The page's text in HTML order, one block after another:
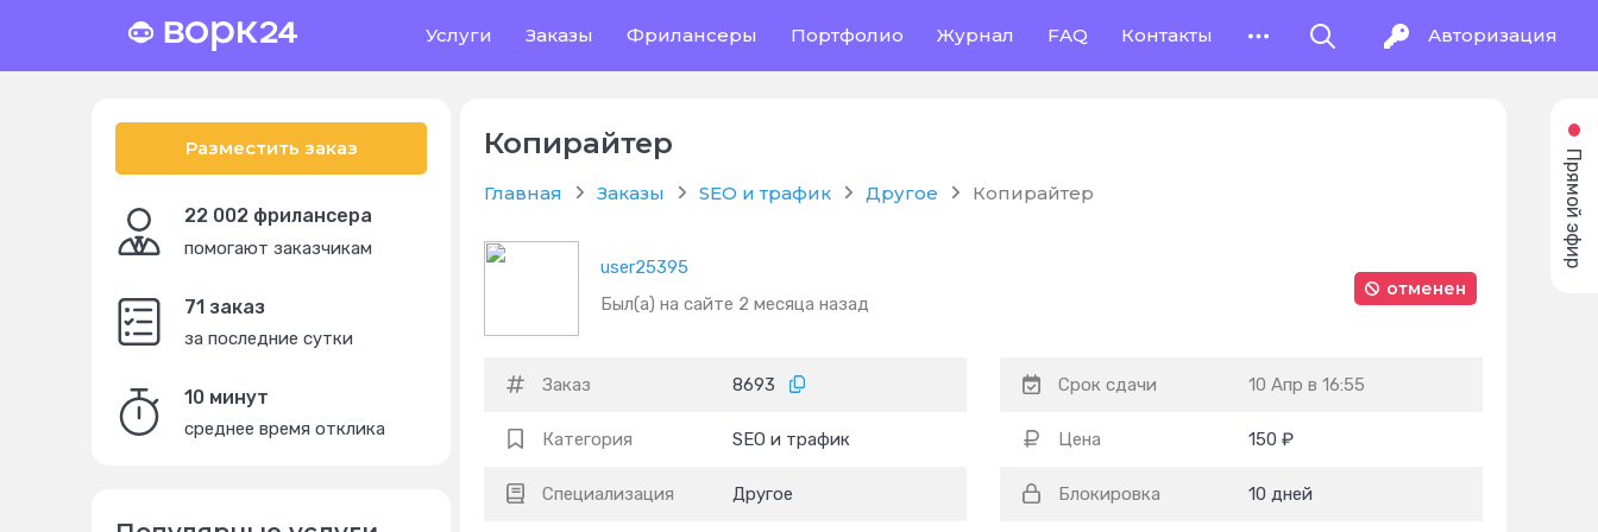
Услуги Заказы Фрилансеры Портфолио Журнал FAQ Контакты Авторизация
Разместить заказ
22 002 фрилансера
помогают заказчикам
71 заказ
за последние сутки
10 минут
среднее время отклика
Копирайтер
Главная Заказы SEO и трафик Другое Копирайтер
user25395
Был(а) на сайте 2 месяца назад
отменен
Заказ 8693
Категория SEO и трафик
Специализация Другое
Срок сдачи 10 Апр в 16:55
Цена 150 ₽
Блокировка 10 дней
Прямой эфир